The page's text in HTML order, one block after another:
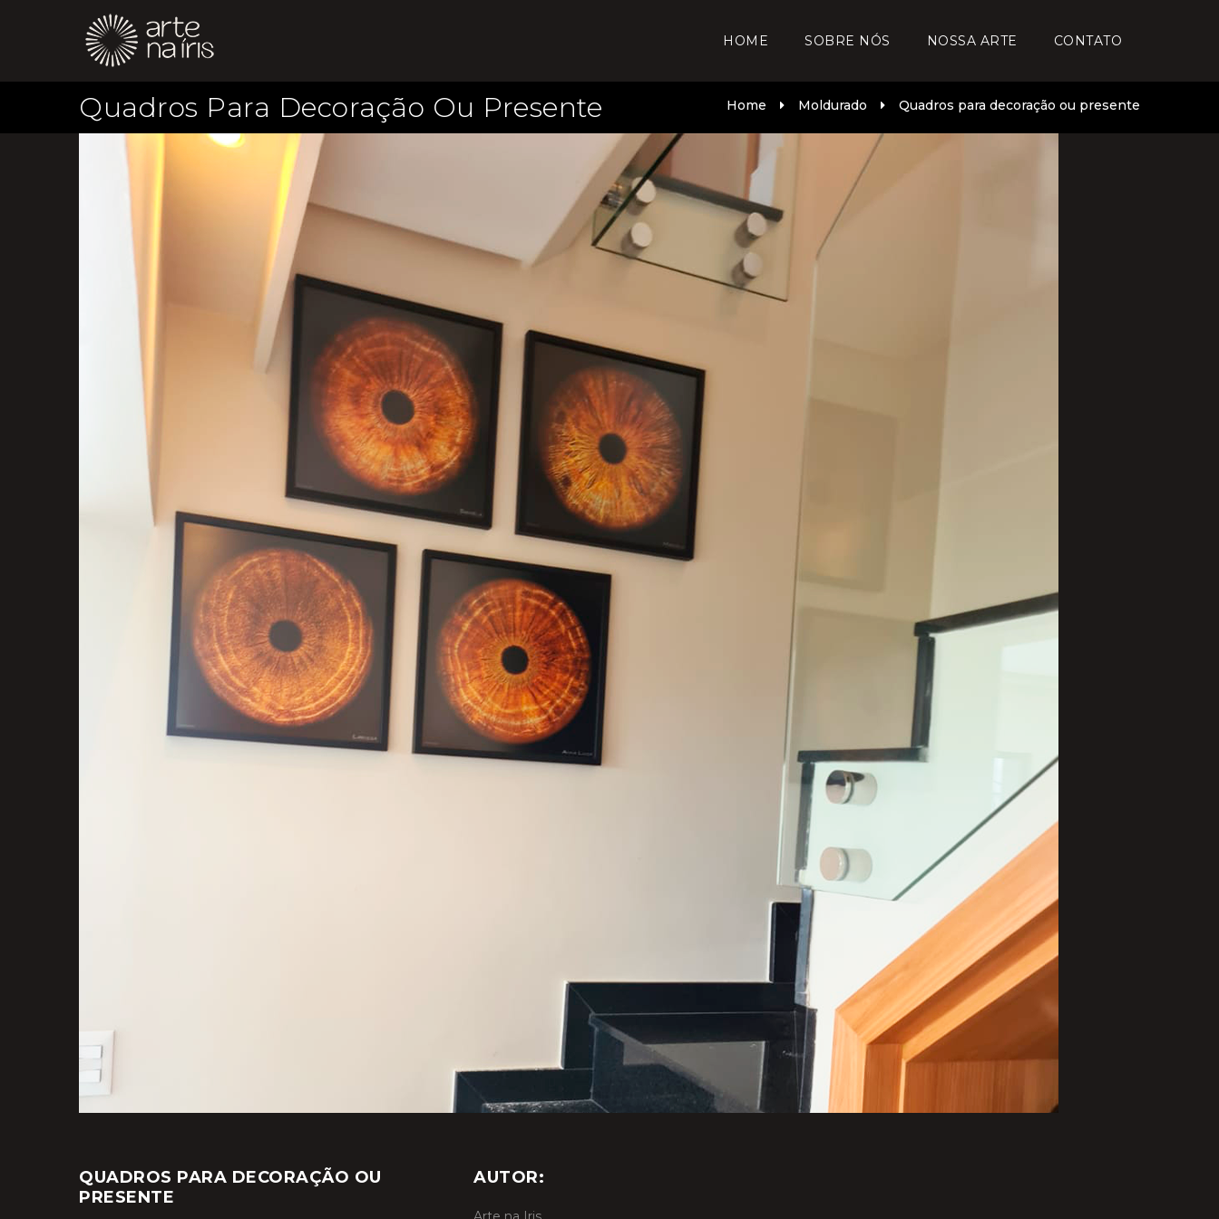
HOME SOBRE NÓS NOSSA ARTE CONTATO
Quadros Para Decoração Ou Presente Home Moldurado Quadros para decoração ou presente
QUADROS PARA DECORAÇÃO OU
PRESENTE
AUTOR: